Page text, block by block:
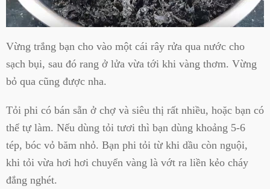
Vừng trắng bạn cho vào một cái rây rửa qua nước cho
sạch bụi, sau đó rang ở lửa vừa tới khi vàng thơm. Vừng
bỏ qua cũng được nha.
Tỏi phi có bán sẵn ở chợ và siêu thị rất nhiều, hoặc bạn có
thể tự làm. Nếu dùng tỏi tươi thì bạn dùng khoảng 5-6
tép, bóc vỏ băm nhỏ. Bạn phi tỏi từ khi dầu còn nguội,
khi tỏi vừa hơi hơi chuyển vàng là vớt ra liền kẻo cháy
đắng nghét.